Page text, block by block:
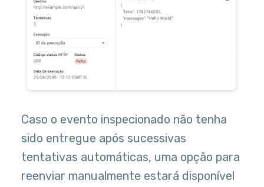
Caso o evento inspecionado não tenha
sido entregue após sucessivas
tentativas automáticas, uma opção para
reenviar manualmente estará disponível